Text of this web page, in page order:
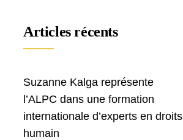
Articles récents
Suzanne Kalga représente
l’ALPC dans une formation
internationale d’experts en droits
humain